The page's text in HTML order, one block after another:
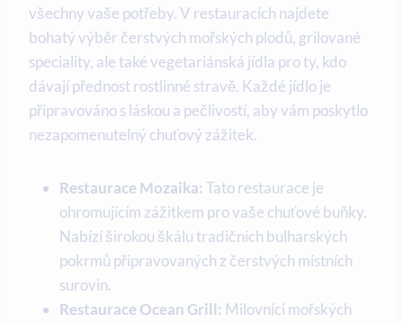
všechny vaše potřeby. V restauracích najdete
bohatý výběr čerstvých mořských plodů, grilované
speciality, ale také vegetariánská jídla pro ty, kdo
dávají přednost rostlinné stravě. Každé jídlo je
připravováno s láskou a pečlivostí, aby vám poskytlo
nezapomenutelný chuťový zážitek.
Restaurace Mozaika: Tato restaurace je
ohromujícím zážitkem pro vaše chuťové buňky.
Nabízí širokou škálu tradičních bulharských
pokrmů připravovaných z čerstvých místních
surovin.
Restaurace Ocean Grill: Milovníci mořských